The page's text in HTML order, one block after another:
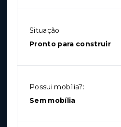
Situação:
Pronto para construir
Possui mobília?:
Sem mobília